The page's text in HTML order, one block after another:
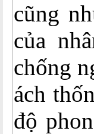
cũng
của
chống
ách
độ